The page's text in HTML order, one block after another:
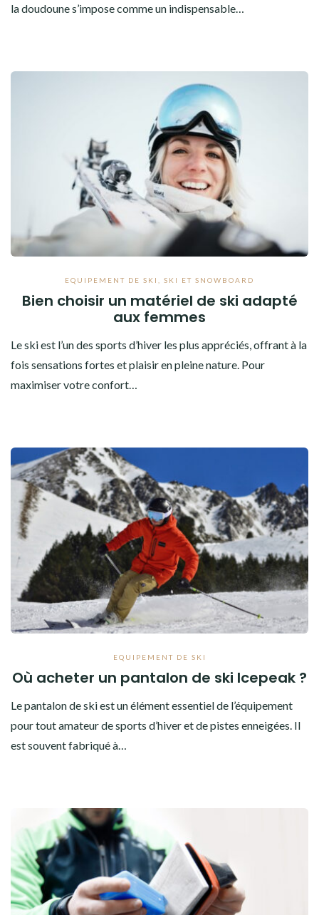
la doudoune s’impose comme un indispensable…
EQUIPEMENT DE SKI , SKI ET SNOWBOARD
Bien choisir un matériel de ski adapté
aux femmes
Le ski est l’un des sports d’hiver les plus appréciés, offrant à la
fois sensations fortes et plaisir en pleine nature. Pour
maximiser votre confort…
EQUIPEMENT DE SKI
Où acheter un pantalon de ski Icepeak ?
Le pantalon de ski est un élément essentiel de l’équipement
pour tout amateur de sports d’hiver et de pistes enneigées. Il
est souvent fabriqué à…